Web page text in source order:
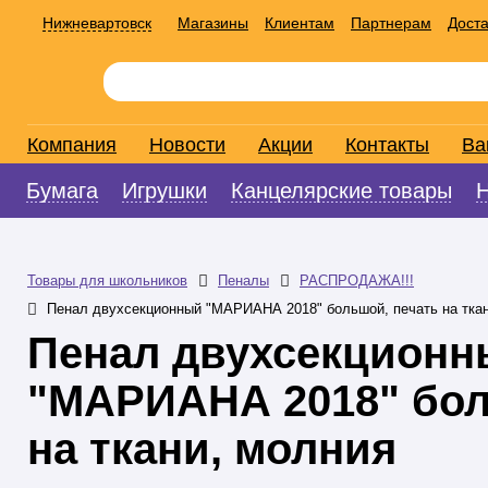
Нижневартовск Магазины Клиентам Партнерам
Компания Новости Акции Контакты
Бумага Игрушки Канцелярские товары
Товары для школьников Пеналы
РАСПРОДАЖА!!!
Пенал двухсекционный "МАРИАНА 2018" большой, печать на
Пенал
"МАРИАНА 2018"
на ткани, молния